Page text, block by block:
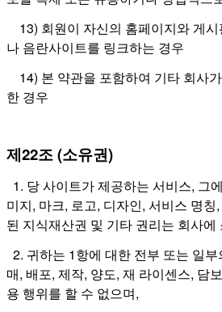
13) 회원이 자신의 홈페이지와 게
나 음란사이트를 링크하는 경우
14) 본 약관을 포함하여 기타 회사
한 경우
제22조 (소유권)
1. 당 사이트가 제공하는 서비스, 그
미지, 마크, 로고, 디자인, 서비스 명칭
된 지식재산권 및 기타 권리는 회사에
2. 귀하는 1항에 대한 전부 또는 일
매, 배포, 제작, 양도, 재 라이센스, 담
용 행위를 할 수 없으며,